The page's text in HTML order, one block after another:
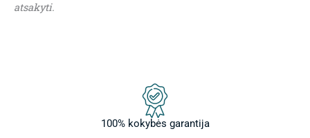
atsakyti.
100% kokybės garantija